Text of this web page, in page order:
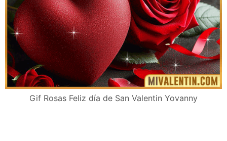
Gif Rosas Feliz día de San Valentin Yovanny